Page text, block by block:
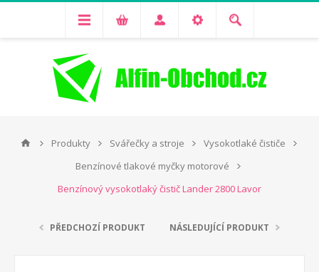
Produkty Svářečky a stroje
Vysokotlaké čističe
Benzínové tlakové myčky motorové
Benzínový vysokotlaký čistič Lander 2800 Lavor
PŘEDCHOZÍ PRODUKT NÁSLEDUJÍCÍ PRODUKT